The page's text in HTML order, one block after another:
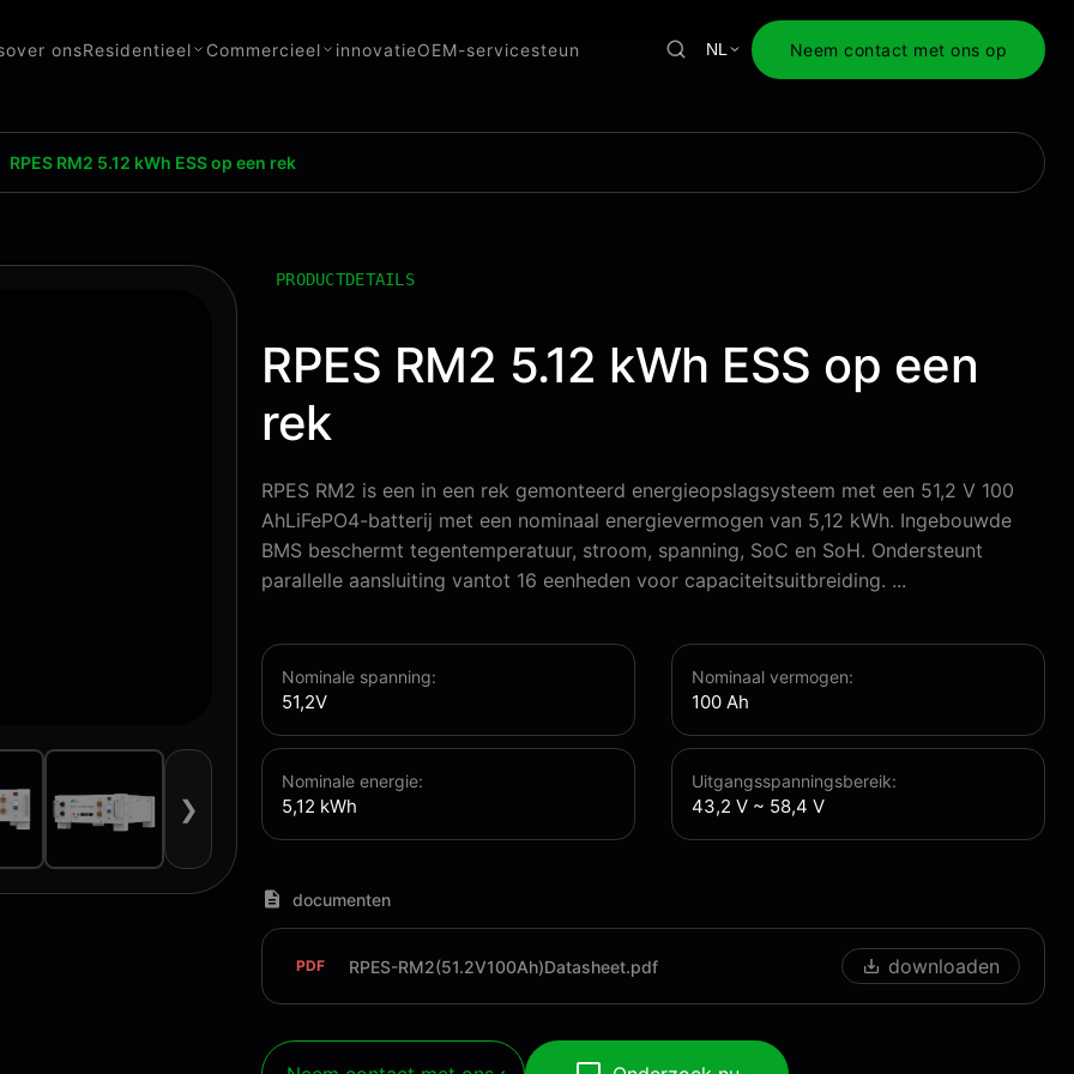
over onsResidentieel Commercieel innovatieOEM-servicesteun NL Neem contact met ons op
RPES RM2 5.12 kWh ESS op een rek
❯
PRODUCTDETAILS
RPES RM2 5.12 kWh ESS op een
rek
RPES RM2 is een in een rek gemonteerd energieopslagsysteem met een 51,2 V 100
AhLiFePO4-batterij met een nominaal energievermogen van 5,12 kWh. Ingebouwde
BMS beschermt tegentemperatuur, stroom, spanning, SoC en SoH. Ondersteunt
parallelle aansluiting vantot 16 eenheden voor capaciteitsuitbreiding. ...
Nominale spanning:
51,2V
Nominaal vermogen:
100 Ah
Nominale energie:
5,12 kWh
Uitgangsspanningsbereik:
43,2 V ~ 58,4 V
documenten
PDF RPES-RM2(51.2V100Ah)Datasheet.pdf downloaden